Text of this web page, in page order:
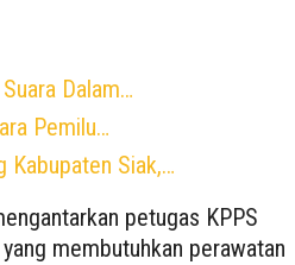
Dalam…
Pemilu…
Kabupaten Siak,…
petugas KPPS
membutuhkan perawatan